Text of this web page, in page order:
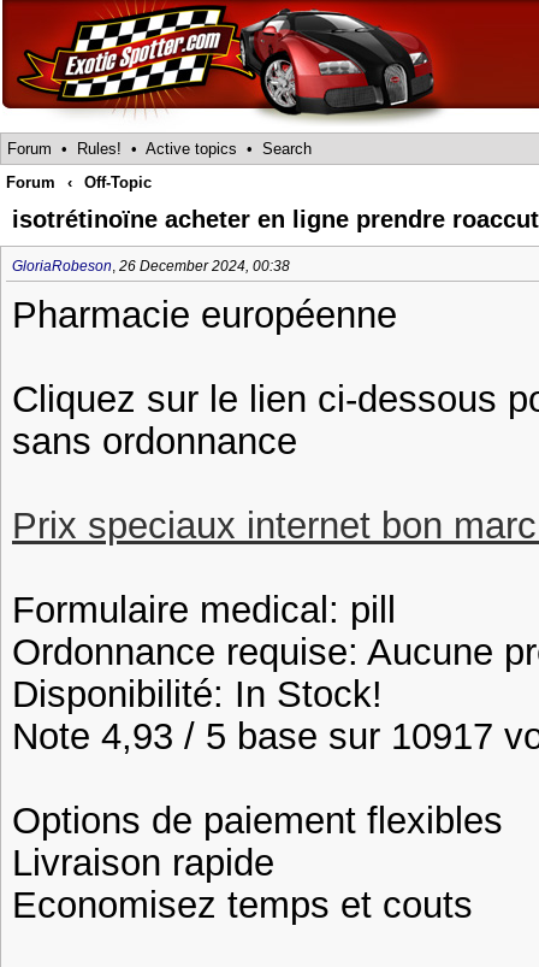
Forum • Rules! • Active topics • Search
Forum
‹ Off-Topic
isotrétinoïne acheter en ligne prendre
GloriaRobeson, 26 December 2024, 00:38
Pharmacie européenne
Cliquez sur le lien ci-dessous
sans ordonnance
Prix speciaux internet bon
Formulaire medical: pill
Ordonnance requise: Aucune
Disponibilité: In Stock!
Note 4,93 / 5 base sur 10917
Options de paiement flexibles
Livraison rapide
Economisez temps et couts